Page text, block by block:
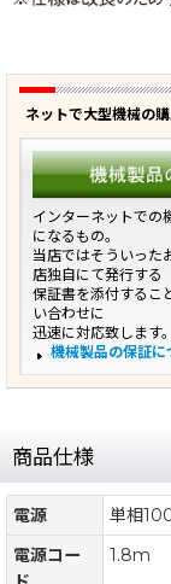
ネットで大型機械の
インターネットでの
になるもの。
当店ではそういった
店独自にて発行する
保証書を添付するこ
い合わせに
迅速に対応致します。
機械製品の保証に
商品仕様
電源
単相
電源コー
1.8m